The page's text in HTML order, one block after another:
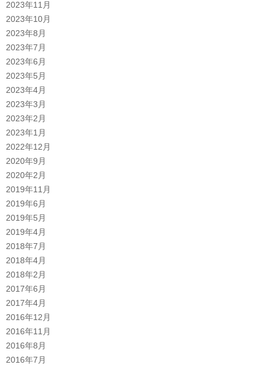
2023年11月
2023年10月
2023年8月
2023年7月
2023年6月
2023年5月
2023年4月
2023年3月
2023年2月
2023年1月
2022年12月
2020年9月
2020年2月
2019年11月
2019年6月
2019年5月
2019年4月
2018年7月
2018年4月
2018年2月
2017年6月
2017年4月
2016年12月
2016年11月
2016年8月
2016年7月